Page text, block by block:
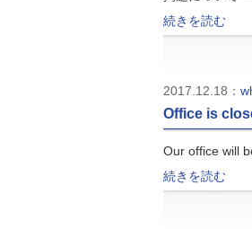
続きを読む
2017.12.18：
Office is
Our office will
続きを読む